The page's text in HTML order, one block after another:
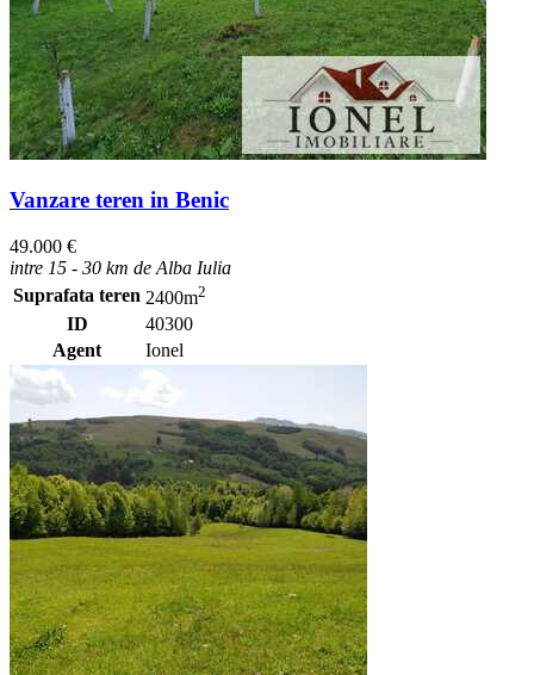
Vanzare teren in Benic
49.000 €
intre 15 - 30 km de Alba Iulia
Suprafata teren 2400m2
ID
40300
Agent
Ionel